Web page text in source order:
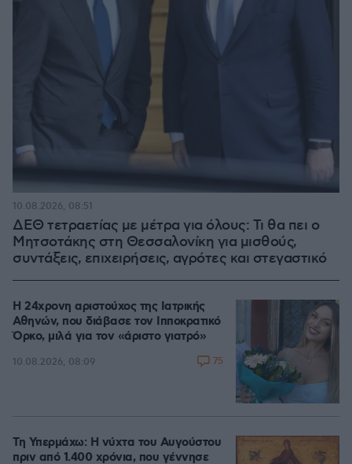
ΔΕΘ τετραετίας με μέτρα για όλους: Τι θα πει ο
Μητσοτάκης στη Θεσσαλονίκη για μισθούς,
συντάξεις, επιχειρήσεις, αγρότες και στεγαστικό
10.08.2026, 08:51
Η 24χρονη αριστούχος της Ιατρικής
Αθηνών, που διάβασε τον Ιπποκρατικό
Όρκο, μιλά για τον «άριστο γιατρό»
10.08.2026, 08:09 75
Τη Υπερμάχω: Η νύχτα του Αυγούστου
πριν από 1.400 χρόνια, που γέννησε